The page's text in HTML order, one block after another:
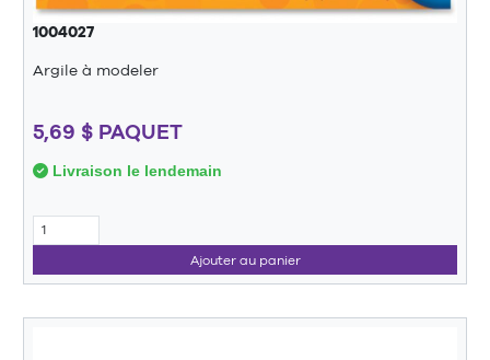
1004027
Argile à modeler
5,69 $ PAQUET
Livraison le lendemain
Ajouter au panier